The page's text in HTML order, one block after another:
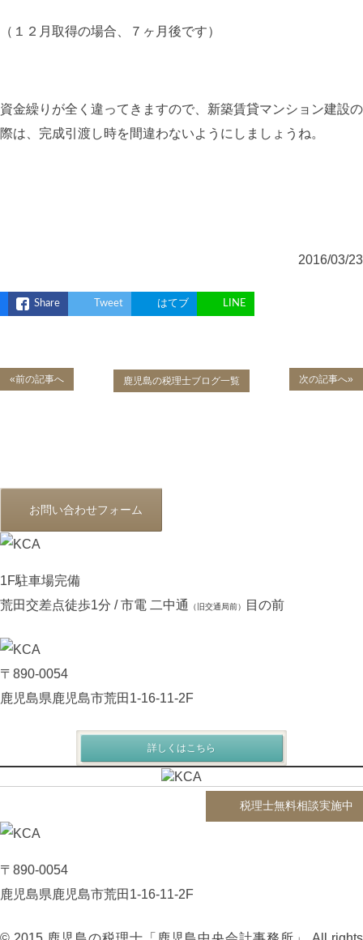
（１２月取得の場合、７ヶ月後です）
資金繰りが全く違ってきますので、新築賃貸マンション建設の
際は、完成引渡し時を間違わないようにしましょうね。
2016/03/23
Share Tweet はてブ LINE
«前の記事へ 次の記事へ»
鹿児島の税理士ブログ一覧
お問い合わせフォーム
1F駐車場完備
荒田交差点徒歩1分 / 市電 二中通
（旧交通局前） 目の前
〒890-0054
鹿児島県鹿児島市荒田1-16-11-2F
詳しくはこちら
税理士無料相談実施中
〒890-0054
鹿児島県鹿児島市荒田1-16-11-2F